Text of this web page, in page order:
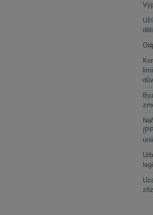
unii